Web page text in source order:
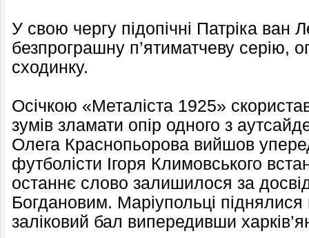
У свою чергу підопічні Патріка ван
безпрограшну п’ятиматчеву серію,
сходинку.
Осічкою «Металіста 1925»
зумів зламати опір одного з
Олега Краснопьорова вийшов
футболісти Ігоря Климовського
останнє слово залишилося за
Богдановим. Маріупольці
заліковий бал випередивши